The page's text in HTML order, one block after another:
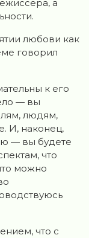
а
любови как
говорил
к его
— вы
людям,
И, наконец,
— вы будете
что
можно
что с